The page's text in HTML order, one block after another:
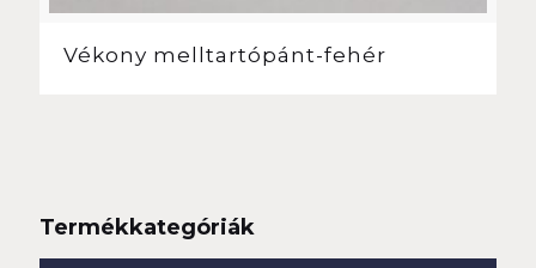
Vékony melltartópánt-fehér
Termékkategóriák